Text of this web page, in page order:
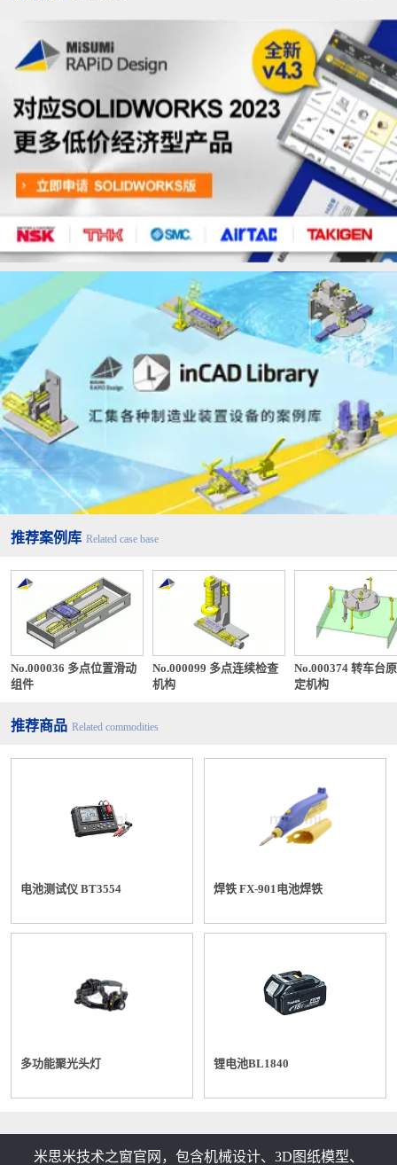
推荐案例库 Related case base
No.000036 多点位置滑动
组件
No.000099 多点连续检查
机构
No.000374 转车台
定机构
推荐商品 Related commodities
电池测试仪 BT3554 焊铁 FX-901电池焊铁
多功能聚光头灯 锂电池BL1840
米思米技术之窗官网，包含机械设计、3D图纸模型、